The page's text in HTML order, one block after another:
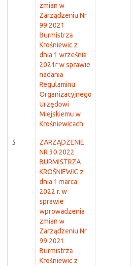
zmian w
Zarządzeniu Nr
99.2021
Burmistrza
Krośniewic z
dnia 1 września
2021r w sprawie
nadania
Regulaminu
Organizacyjnego
Urzędowi
Miejskiemu w
Krośniewicach
5
ZARZĄDZENIE
NR 30.2022
BURMISTRZA
KROŚNIEWIC z
dnia 1 marca
2022 r. w
sprawie
wprowadzenia
zmian w
Zarządzeniu Nr
99.2021
Burmistrza
Krośniewic z